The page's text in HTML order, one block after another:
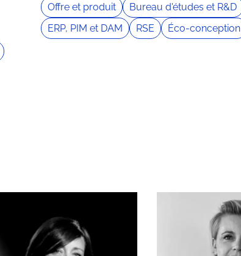
Offre et produit
Bureau d'études et R&D
ERP, PIM et DAM
RSE Éco-conception